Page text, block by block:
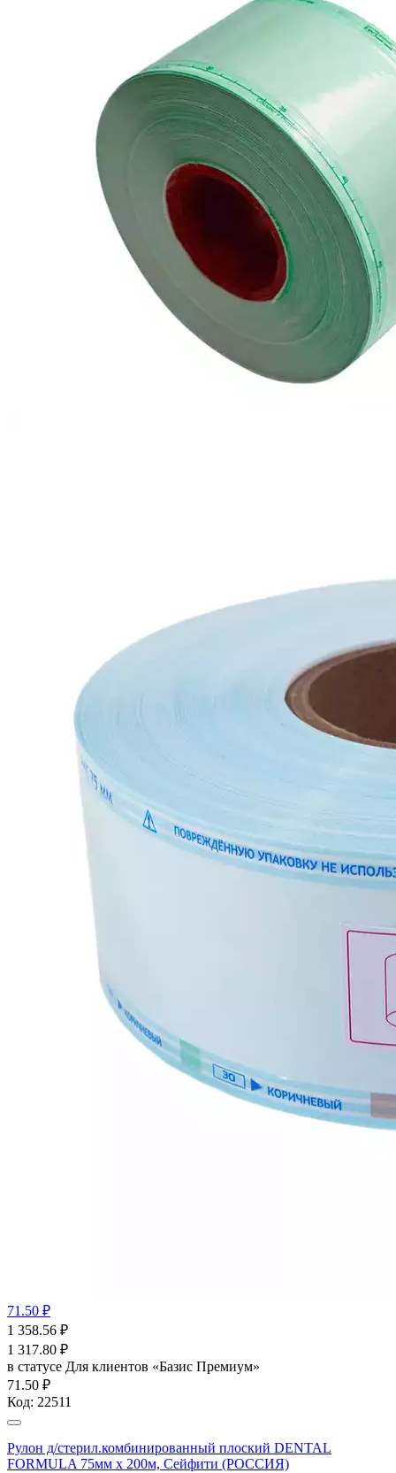
71.50 ₽
1 358.56 ₽
1 317.80 ₽
в статусе Для клиентов «Базис Премиум»
71.50 ₽
Код: 22511
Рулон д/стерил.комбинированный плоский DENTAL
FORMULA 75мм х 200м, Сейфити (РОССИЯ)